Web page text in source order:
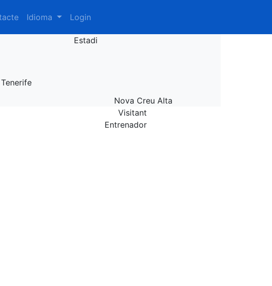
Idioma Login
Estadi
Nova Creu Alta
Visitant
Entrenador